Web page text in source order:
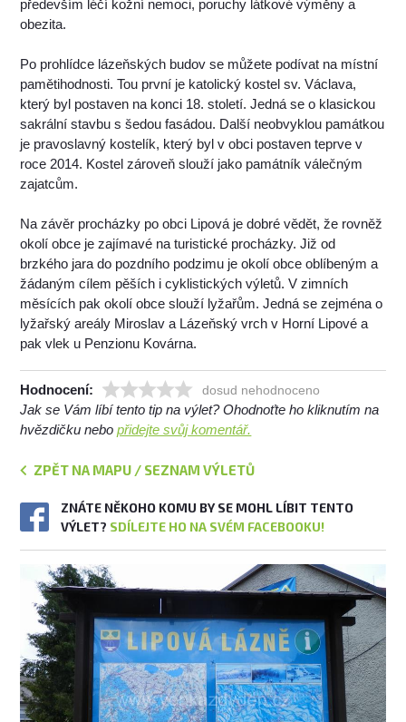
především léčí kožní nemoci, poruchy látkové výměny a
obezita.
Po prohlídce lázeňských budov se můžete podívat na místní
pamětihodnosti. Tou první je katolický kostel sv. Václava,
který byl postaven na konci 18. století. Jedná se o klasickou
sakrální stavbu s šedou fasádou. Další neobvyklou památkou
je pravoslavný kostelík, který byl v obci postaven teprve v
roce 2014. Kostel zároveň slouží jako památník válečným
zajatcům.
Na závěr procházky po obci Lipová je dobré vědět, že rovněž
okolí obce je zajímavé na turistické procházky. Již od
brzkého jara do pozdního podzimu je okolí obce oblíbeným a
žádaným cílem pěších i cyklistických výletů. V zimních
měsících pak okolí obce slouží lyžařům. Jedná se zejména o
lyžařský areály Miroslav a Lázeňský vrch v Horní Lipové a
pak vlek u Penzionu Kovárna.
Hodnocení: dosud nehodnoceno
Jak se Vám líbí tento tip na výlet? Ohodnoťte ho kliknutím na
hvězdičku nebopřidejte svůj komentář.
ZPĚT NA MAPU / SEZNAM VÝLETŮ
ZNÁTE NĚKOHO KOMU BY SE MOHL LÍBIT TENTO
VÝLET? SDÍLEJTE HO NA SVÉM FACEBOOKU!